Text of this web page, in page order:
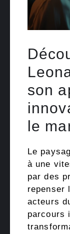
son
le
Le
à une
par des
repenser
acteurs
parcours